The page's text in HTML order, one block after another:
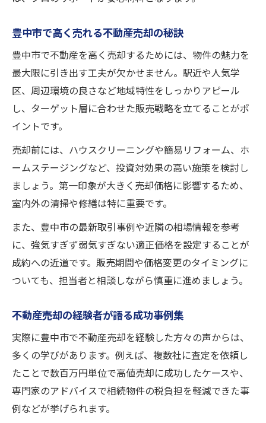
豊中市で高く売れる不動産売却の秘訣
豊中市で不動産を高く売却するためには、物件の魅力を
最大限に引き出す工夫が欠かせません。駅近や人気学
区、周辺環境の良さなど地域特性をしっかりアピール
し、ターゲット層に合わせた販売戦略を立てることがポ
イントです。
売却前には、ハウスクリーニングや簡易リフォーム、ホ
ームステージングなど、投資対効果の高い施策を検討し
ましょう。第一印象が大きく売却価格に影響するため、
室内外の清掃や修繕は特に重要です。
また、豊中市の最新取引事例や近隣の相場情報を参考
に、強気すぎず弱気すぎない適正価格を設定することが
成約への近道です。販売期間や価格変更のタイミングに
ついても、担当者と相談しながら慎重に進めましょう。
不動産売却の経験者が語る成功事例集
実際に豊中市で不動産売却を経験した方々の声からは、
多くの学びがあります。例えば、複数社に査定を依頼し
たことで数百万円単位で高値売却に成功したケースや、
専門家のアドバイスで相続物件の税負担を軽減できた事
例などが挙げられます。